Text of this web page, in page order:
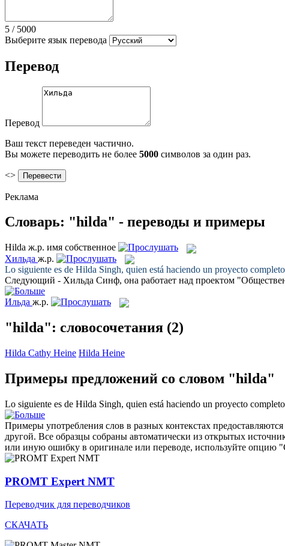
5 / 5000
Выберите язык перевода
Перевод
Перевод
Ваш текст переведен частично.
Вы можете переводить не более 5000 символов за один раз.
<>
Реклама
Словарь: "hilda" - переводы и примеры
Hilda ж.р. имя собственное
Хильда ж.р.
Lo siguiente es de Hilda Singh, quien está haciendo un proyecto
Следующий - Хильда Синф, она работает над проектом
Ильда ж.р.
"hilda": словосочетания (2)
Hilda Cathy Heine Hilda Heine
Примеры предложений со словом "hilda"
Lo siguiente es de Hilda Singh, quien está haciendo un proyecto
Примеры употребления слов в разных контекстах
другой. Все образцы собраны автоматически из открытых
или иную ошибку в оригинале или переводе, используйте опцию
PROMT Expert NMT
Переводчик для переводчиков
СКАЧАТЬ